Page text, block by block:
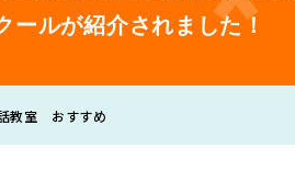
ルが紹介されました！
教室 おすすめ